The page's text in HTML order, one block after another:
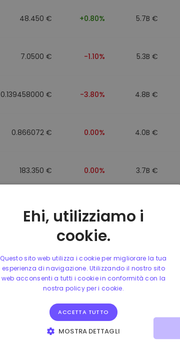
48.450 € +0.80% 5.7B €
7.0500 € -1.10% 5.3B €
0.139458000 € -3.80% 4.8B €
0.866072 € 0.00% 4.0B €
183.350 € 0.00% 3.7B €
0.865650 € 0.00% 3.5B €
-0.10%
Ehi, utilizziamo i
cookie.
Questo sito web utilizza i cookie per migliorare la tua
esperienza di navigazione. Utilizzando il nostro sito
web acconsenti a tutti i cookie in conformità con la
nostra policy per i cookie.
ACCETTA TUTTO
MOSTRA DETTAGLI